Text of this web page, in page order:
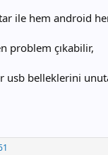
ile hem android
problem çıkabilir,
usb belleklerini